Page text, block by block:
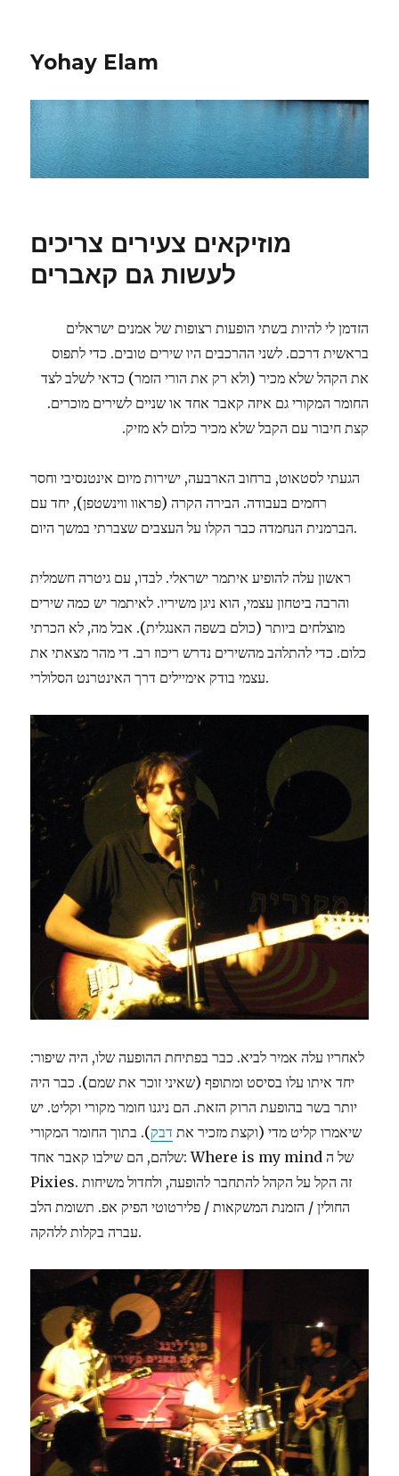
Yohay Elam
מוזיקאים צעירים צריכים
לעשות גם קאברים
הזדמן לי להיות בשתי הופעות רצופות של אמנים ישראלים
בראשית דרכם. לשני ההרכבים היו שירים טובים. כדי לתפוס
את הקהל שלא מכיר (ולא רק את הורי הזמר) כדאי לשלב לצד
החומר המקורי גם איזה קאבר אחד או שניים לשירים מוכרים.
קצת חיבור עם הקבל שלא מכיר כלום לא מזיק.
הגעתי לסטאוט, ברחוב הארבעה, ישירות מיום אינטנסיבי וחסר
רחמים בעבודה. הבירה הקרה (פראוו ווינשטפן), יחד עם
הברמנית הנחמדה כבר הקלו על העצבים שצברתי במשך היום.
ראשון עלה להופיע איתמר ישראלי. לבדו, עם גיטרה חשמלית
והרבה ביטחון עצמי, הוא ניגן משיריו. לאיתמר יש כמה שירים
מוצלחים ביותר (כולם בשפה האנגלית). אבל מה, לא הכרתי
כלום. כדי להתלהב מהשירים נדרש ריכוז רב. די מהר מצאתי את
עצמי בודק אימיילים דרך האינטרנט הסלולרי.
לאחריו עלה אמיר לביא. כבר בפתיחת ההופעה שלו, היה שיפור:
יחד איתו עלו בסיסט ומתופף (שאיני זוכר את שמם). כבר היה
יותר בשר בהופעת הרוק הזאת. הם ניגנו חומר מקורי וקליט. יש
שיאמרו קליט מדי (וקצת מזכיר את דבק). בתוך החומר המקורי
שלהם, הם שילבו קאבר אחד: Where is my mind של ה
Pixies. זה הקל על הקהל להתחבר להופעה, ולחדול משיחות
החולין / הזמנת המשקאות / פלירטוטי הפיק אפ. תשומת הלב
עברה בקלות ללהקה.